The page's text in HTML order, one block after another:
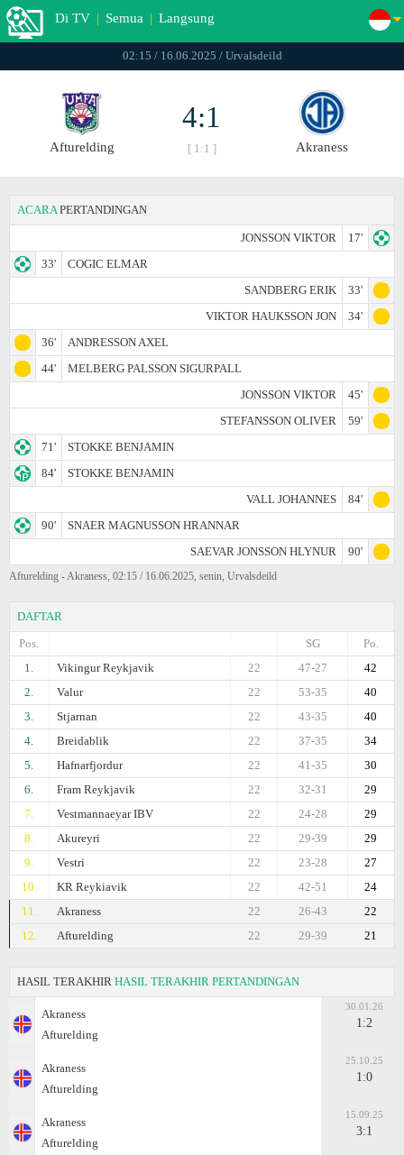
Di TV | Semua | Langsung
02:15 / 16.06.2025 / Urvalsdeild
Afturelding
4:1
[ 1:1 ] Akraness
ACARA PERTANDINGAN
JONSSON VIKTOR
17'
33'
COGIC ELMAR
SANDBERG ERIK
33'
VIKTOR HAUKSSON JON
34'
36'
ANDRESSON AXEL
44'
MELBERG PALSSON SIGURPALL
JONSSON VIKTOR
45'
STEFANSSON OLIVER
59'
71'
STOKKE BENJAMIN
84'
STOKKE BENJAMIN
VALL JOHANNES
84'
90'
SNAER MAGNUSSON HRANNAR
SAEVAR JONSSON HLYNUR
90'
Afturelding - Akraness, 02:15 / 16.06.2025, senin, Urvalsdeild
DAFTAR
Pos.
Po.
SG
1.
Vikingur Reykjavik 42
47-27
22
2.
Valur 40
53-35
22
3.
Stjarnan 40
43-35
22
4.
Breidablik 34
37-35
22
5.
Hafnarfjordur 30
41-35
22
6.
Fram Reykjavik 29
32-31
22
7.
Vestmannaeyar IBV 29
24-28
22
8.
Akureyri 29
29-39
22
9.
Vestri 27
23-28
22
10.
KR Reykiavik 24
42-51
22
11.
Akraness 22
26-43
22
12.
Afturelding 21
29-39
22
HASIL TERAKHIR HASIL TERAKHIR PERTANDINGAN
Akraness
Afturelding
30.01.26
1:2
Akraness
Afturelding
25.10.25
1:0
Akraness
Afturelding
15.09.25
3:1